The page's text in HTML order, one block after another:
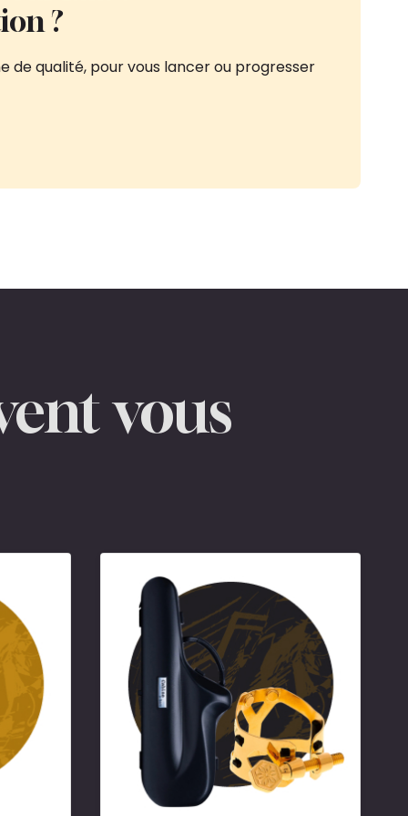
?
de qualité, pour vous lancer ou progresser
vous